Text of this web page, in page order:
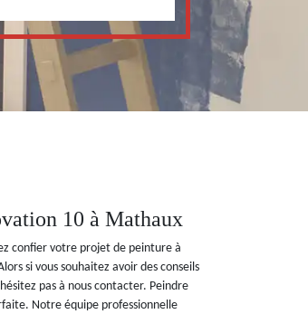
10 à Mathaux
confier votre projet de peinture à
si vous souhaitez avoir des conseils
pas à nous contacter. Peindre
Notre équipe professionnelle